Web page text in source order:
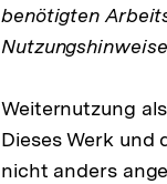
benötigten
Weiternutzung
Dieses Werk und
nicht anders